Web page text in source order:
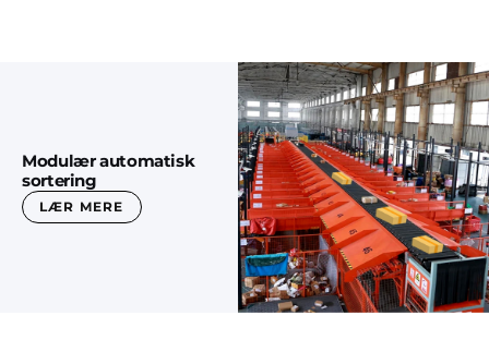
Modulær automatisk
sortering
LÆR MERE